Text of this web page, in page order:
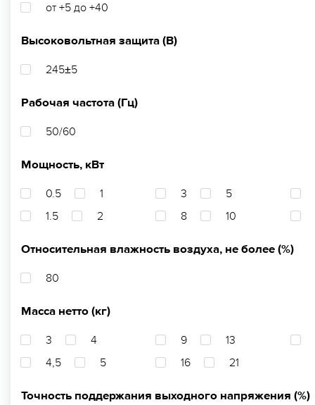
от +5 до +40
Высоковольтная защита (В)
245±5
Рабочая частота (Гц)
50/60
Мощность, кВт
0.5
1
1.5
2
3
5
8
10
Относительная влажность воздуха, не более (%)
80
Масса нетто (кг)
3
4
4,5
5
9
13
16
21
Точность поддержания выходного напряжения (%)